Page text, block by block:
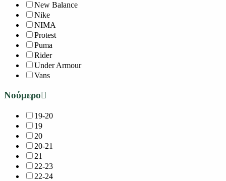
New Balance
Nike
NIMA
Protest
Puma
Rider
Under Armour
Vans
Νούμερο
19-20
19
20
20-21
21
22-23
22-24